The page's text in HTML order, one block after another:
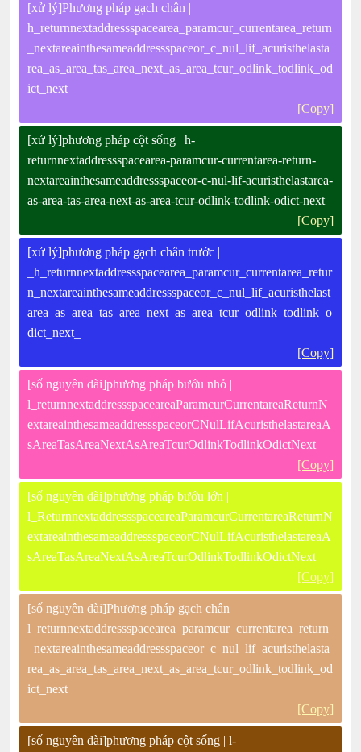
[xử lý]Phương pháp gạch chân |
h_returnnextaddressspacearea_paramcur_currentarea_return
_nextareainthesameaddressspaceor_c_nul_lif_acuristhelasta
rea_as_area_tas_area_next_as_area_tcur_odlink_todlink_od
ict_next
[Copy]
[xử lý]phương pháp cột sống | h-
returnnextaddressspacearea-paramcur-currentarea-return-
nextareainthesameaddressspaceor-c-nul-lif-acuristhelastarea-
as-area-tas-area-next-as-area-tcur-odlink-todlink-odict-next
[Copy]
[xử lý]phương pháp gạch chân trước |
_h_returnnextaddressspacearea_paramcur_currentarea_retur
n_nextareainthesameaddressspaceor_c_nul_lif_acuristhelast
area_as_area_tas_area_next_as_area_tcur_odlink_todlink_o
dict_next_
[Copy]
[số nguyên dài]phương pháp bướu nhỏ |
l_returnnextaddressspaceareaParamcurCurrentareaReturnN
extareainthesameaddressspaceorCNulLifAcuristhelastareaA
sAreaTasAreaNextAsAreaTcurOdlinkTodlinkOdictNext
[Copy]
[số nguyên dài]phương pháp bướu lớn |
l_ReturnnextaddressspaceareaParamcurCurrentareaReturnN
extareainthesameaddressspaceorCNulLifAcuristhelastareaA
sAreaTasAreaNextAsAreaTcurOdlinkTodlinkOdictNext
[Copy]
[số nguyên dài]Phương pháp gạch chân |
l_returnnextaddressspacearea_paramcur_currentarea_return
_nextareainthesameaddressspaceor_c_nul_lif_acuristhelasta
rea_as_area_tas_area_next_as_area_tcur_odlink_todlink_od
ict_next
[Copy]
[số nguyên dài]phương pháp cột sống | l-